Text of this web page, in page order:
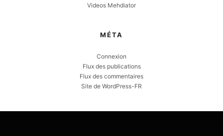
Videos Mehdiator
MÉTA
Connexion
Flux des publications
Flux des commentaires
Site de WordPress-FR